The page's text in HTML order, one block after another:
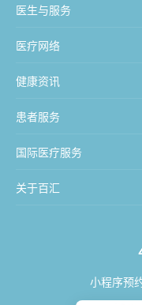
医生与服务
医疗网络
健康资讯
患者服务
国际医疗服务
关于百汇
小程序预约